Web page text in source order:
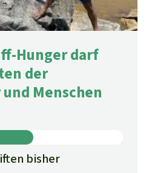
Hunger darf
der
Menschen
bisher